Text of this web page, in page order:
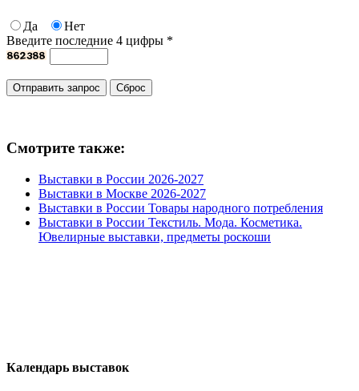
Да
Нет
Введите последние 4 цифры *
Смотрите также:
Выставки в России 2026-2027
Выставки в Москве 2026-2027
Выставки в России Товары народного потребления
Выставки в России Текстиль. Мода. Косметика.
Ювелирные выставки, предметы роскоши
Календарь выставок